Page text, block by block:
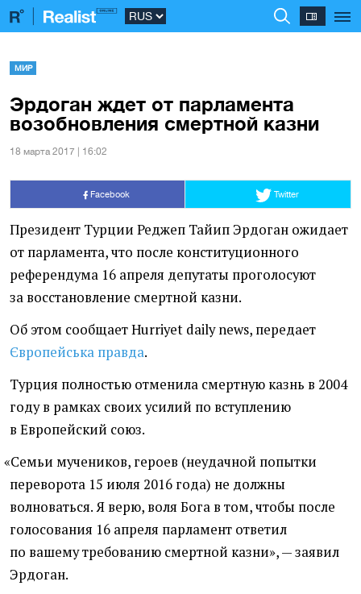
МИР
Эрдоган ждет от парламента
возобновления смертной казни
18 марта 2017 | 16:02
Facebook Twitter
Президент Турции Реджеп Тайип Эрдоган ожидает
от парламента, что после конституционного
референдума 16 апреля депутаты проголосуют
за восстановление смертной казни.
Об этом сообщает Hurriyet daily news, передает
Європейська правда.
Турция полностью отменила смертную казнь в 2004
году в рамках своих усилий по вступлению
в Европейский союз.
«Семьи мучеников, героев (неудачной попытки
переворота 15 июля 2016 года) не должны
волноваться. Я верю, воля Бога в том, чтобы после
голосования 16 апреля парламент ответил
по вашему требованию смертной казни», — заявил
Эрдоган.